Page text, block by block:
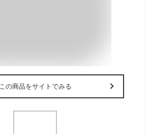
この商品をサイトでみる